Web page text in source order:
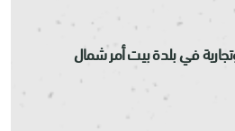
وتجارية في بلدة بيت أمر شمال